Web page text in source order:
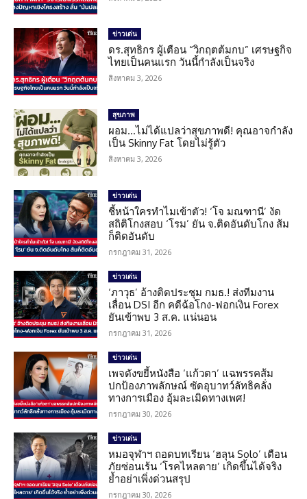
ข่าวเด่น
ดร.สุทธิกร ผู้เตือน “วิกฤตต้มกบ” เศรษฐกิจ
ไทยเป็นคนแรก วันนี้กำลังเป็นจริง
สิงหาคม 3, 2026
สุขภาพ
ผอม…ไม่ได้แปลว่าสุขภาพดี! คุณอาจกำลัง
เป็น Skinny Fat โดยไม่รู้ตัว
สิงหาคม 3, 2026
ข่าวเด่น
ชี้หน้าใครทำไมเข้าตัว! ‘โจ มณฑานี’ งัด
สถิติโกงสอบ ‘โรม’ ยัน จ.ติดอันดับโกง ส้ม
ก็ติดอันดับ
กรกฎาคม 31, 2026
ข่าวเด่น
‘ภาวุธ’ อ้างติดประชุม กมธ.! ส่งทีมงาน
เลื่อน DSI อีก คดีฉ้อโกง-ฟอกเงิน Forex
ยันเข้าพบ 3 ส.ค. แน่นอน
กรกฎาคม 31, 2026
ข่าวเด่น
เพจดังขยี้หนังสือ ‘แก้วตา’ แฉพรรคส้ม
ปกป้องภาพลักษณ์ ซัดอุบาทว์ลัทธิคลั่ง
ทางการเมือง อุ้มละเมิดทางเพศ!
กรกฎาคม 30, 2026
ข่าวเด่น
หมอจุฬาฯ ถอดบทเรียน ‘ฮลุน Solo’ เตือน
ภัยซ่อนเร้น ‘โรคไหลตาย’ เกิดขึ้นได้จริง
ย้ำอย่าเพิ่งด่วนสรุป
กรกฎาคม 30, 2026